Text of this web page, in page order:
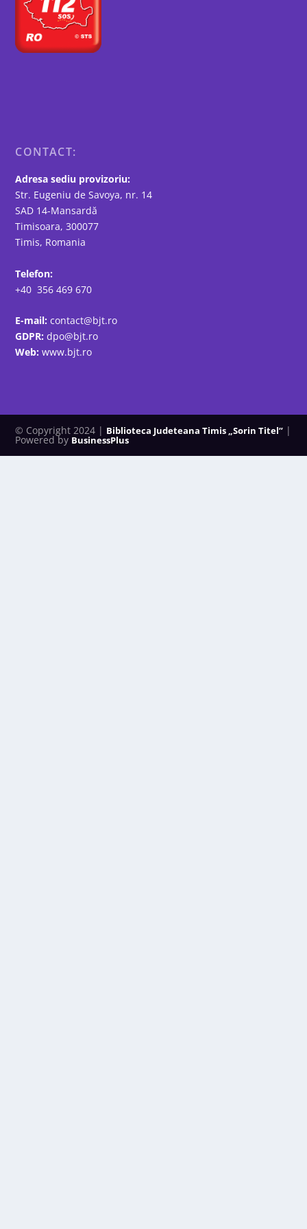
CONTACT:
Adresa sediu provizoriu:
Str. Eugeniu de Savoya, nr. 14
SAD 14-Mansardă
Timisoara, 300077
Timis, Romania
Telefon:
+40 356 469 670
E-mail:contact@bjt.ro
GDPR: dpo@bjt.ro
Web: www.bjt.ro
© Copyright 2024 | Biblioteca Judeteana Timis „Sorin Titel” |
Powered by BusinessPlus